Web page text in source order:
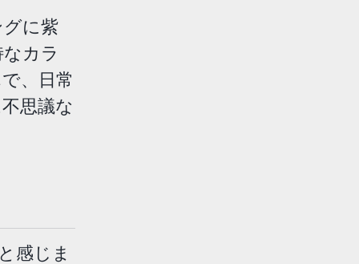
に紫
カラ
、日常
思議な
感じま